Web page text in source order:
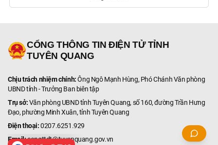
CỔNG THÔNG TIN ĐIỆN TỬ TỈNH
TUYÊN QUANG
Chịu trách nhiệm chính:Ông Ngô Mạnh Hùng, Phó Chánh Văn phòng
UBND tỉnh - Trưởng Ban biên tập
Trụ sở:Văn phòng UBND tỉnh Tuyên Quang, số 160, đường Trần Hưng
Đạo, phường Minh Xuân, tỉnh Tuyên Quang
Điện thoại:0207.6251.929
Email:congttdt@tuyenquang.gov.vn